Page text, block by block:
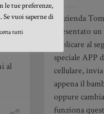
al
L’azienda
presentato
applicare al
speciale APP
cellulare,
appena il
oppure
funziona
tue preferenze,
vuoi saperne di
tutti